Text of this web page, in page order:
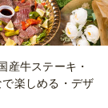
産牛ステーキ・
楽しめる・デザ